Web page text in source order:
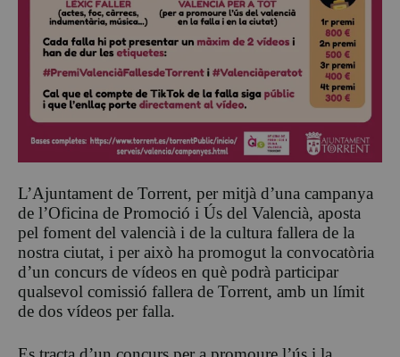
L’Ajuntament de Torrent, per mitjà d’una campanya
de l’Oficina de Promoció i Ús del Valencià, aposta
pel foment del valencià i de la cultura fallera de la
nostra ciutat, i per això ha promogut la convocatòria
d’un concurs de vídeos en què podrà participar
qualsevol comissió fallera de Torrent, amb un límit
de dos vídeos per falla.